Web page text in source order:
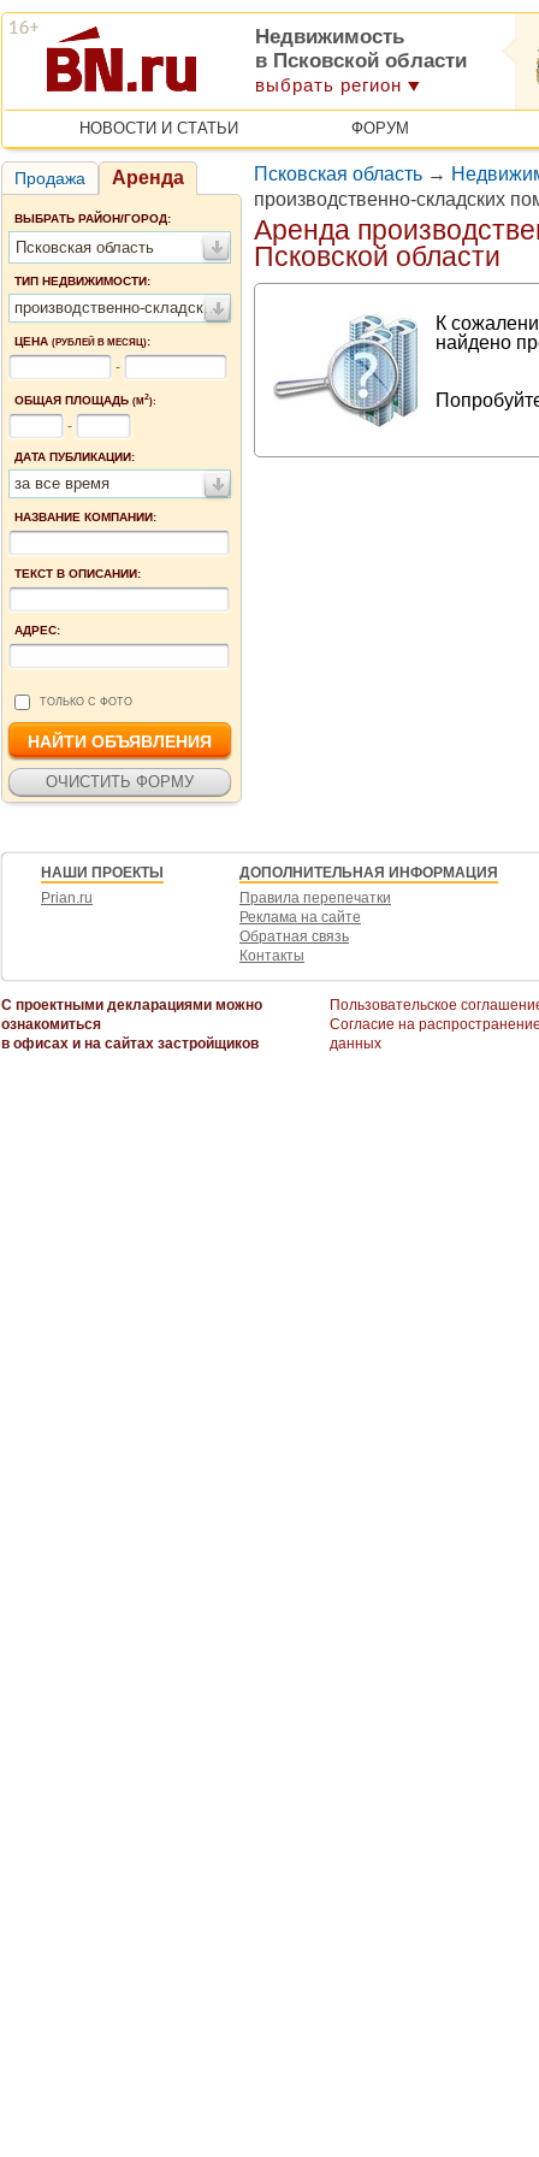
Недвижимость
в Псковской области
выбрать регион
НОВОСТИ И СТАТЬИ ФОРУМ
Продажа Аренда
ВЫБРАТЬ РАЙОН/ГОРОД:
Псковская область
ТИП НЕДВИЖИМОСТИ:
производственно-складские помещения
ЦЕНА (РУБЛЕЙ В МЕСЯЦ):
-
ОБЩАЯ ПЛОЩАДЬ (М2):
-
ДАТА ПУБЛИКАЦИИ:
за все время
НАЗВАНИЕ КОМПАНИИ:
ТЕКСТ В ОПИСАНИИ:
АДРЕС:
ТОЛЬКО С ФОТО
Псковская область →
производственно-складских
Аренда
Псковской области
К
найдено
НАШИ ПРОЕКТЫ
Prian.ru
ДОПОЛНИТЕЛЬНАЯ ИНФОРМАЦИЯ
Правила перепечатки
Реклама на сайте
Обратная связь
Контакты
С проектными декларациями можно
ознакомиться
в офисах и на сайтах застройщиков
Пользовательское
Согласие на
данных